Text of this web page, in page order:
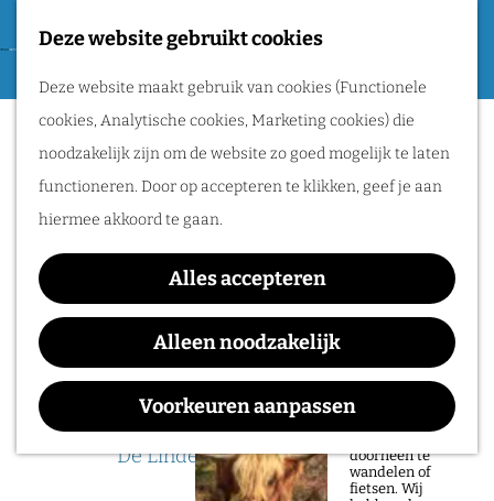
Deze website gebruikt cookies
Deze website maakt gebruik van cookies (Functionele
cookies, Analytische cookies, Marketing cookies) die
noodzakelijk zijn om de website zo goed mogelijk te laten
functioneren. Door op accepteren te klikken, geef je aan
hiermee akkoord te gaan.
Alles accepteren
Alleen noodzakelijk
Voorkeuren aanpassen
a
F
a
v
o
r
i
e
e
M
e
n
u
Routes
Wandelen
Fietsen
Routeplanner
Natuurgebieden
in het Rijk van
natuur in het Rijk
van Nijmegen is
doorheen te
wandelen of
fietsen. Wij
Sorry, deze activiteit is niet meer
beschikbaar. Bekijk hetactuele aanbodvoor
de beschikbare opties.
Te gast: Theatersport
toernooi Nieuwe Keuze
De Lindenberg
Wanneer:
t/m 13 juni